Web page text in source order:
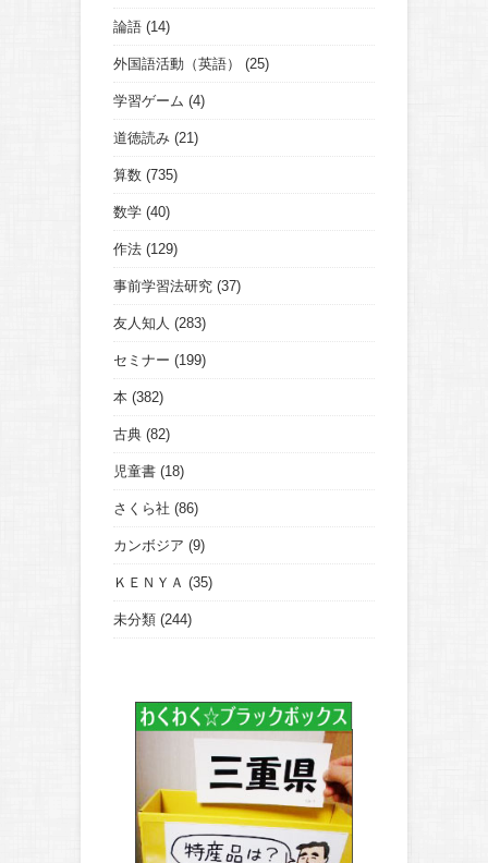
論語 (14)
外国語活動（英語） (25)
学習ゲーム (4)
道徳読み (21)
算数 (735)
数学 (40)
作法 (129)
事前学習法研究 (37)
友人知人 (283)
セミナー (199)
本 (382)
古典 (82)
児童書 (18)
さくら社 (86)
カンボジア (9)
ＫＥＮＹＡ (35)
未分類 (244)